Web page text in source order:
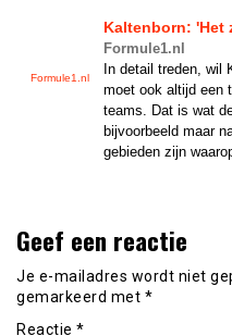
Formule1.nl
Kaltenborn: 'Het
Formule1.nl
In detail treden, wil
moet ook altijd een
teams. Dat is wat
bijvoorbeeld maar
gebieden zijn
Geef een reactie
Je e-mailadres wordt niet
gemarkeerd met *
Reactie *